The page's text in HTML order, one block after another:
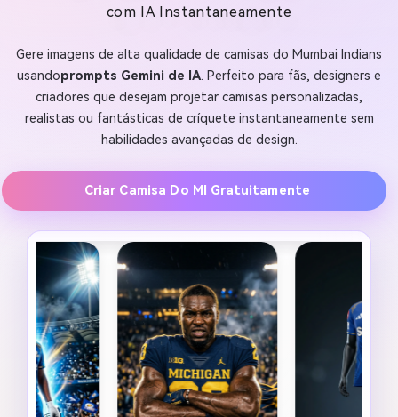
com IA Instantaneamente
Gere imagens de alta qualidade de camisas do Mumbai Indians
usandoprompts Gemini de IA. Perfeito para fãs, designers e
criadores que desejam projetar camisas personalizadas,
realistas ou fantásticas de críquete instantaneamente sem
habilidades avançadas de design.
Criar Camisa Do MI Gratuitamente